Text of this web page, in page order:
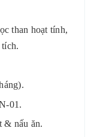
than hoạt tính,
01.
& nấu ăn.